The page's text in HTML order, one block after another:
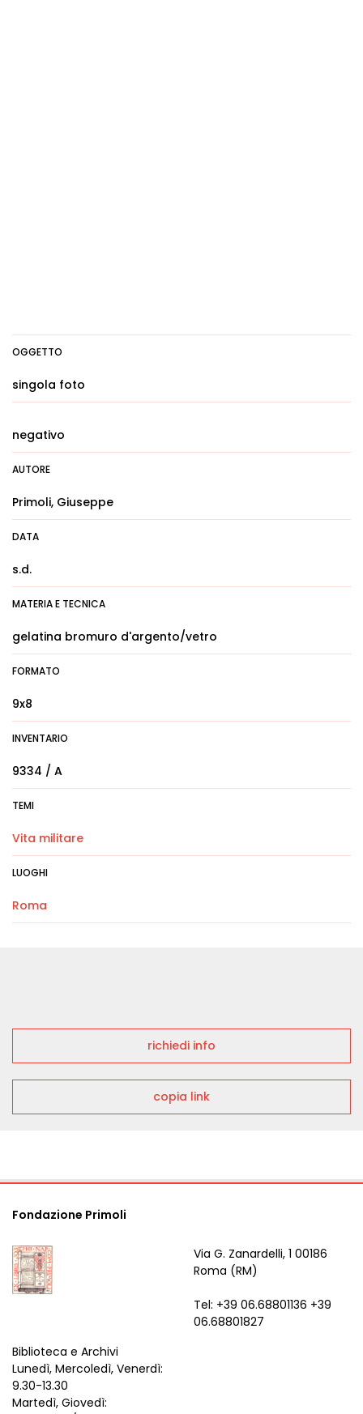
OGGETTO
singola foto
negativo
AUTORE
Primoli, Giuseppe
DATA
s.d.
MATERIA E TECNICA
gelatina bromuro d'argento/vetro
FORMATO
9x8
INVENTARIO
9334 / A
TEMI
Vita militare
LUOGHI
Roma
richiedi info
copia link
Fondazione Primoli
Via G. Zanardelli, 1 00186
Roma (RM)
Tel: +39 06.68801136 +39
06.68801827
Biblioteca e Archivi
Lunedì, Mercoledì, Venerdì:
9.30-13.30
Martedì, Giovedì: